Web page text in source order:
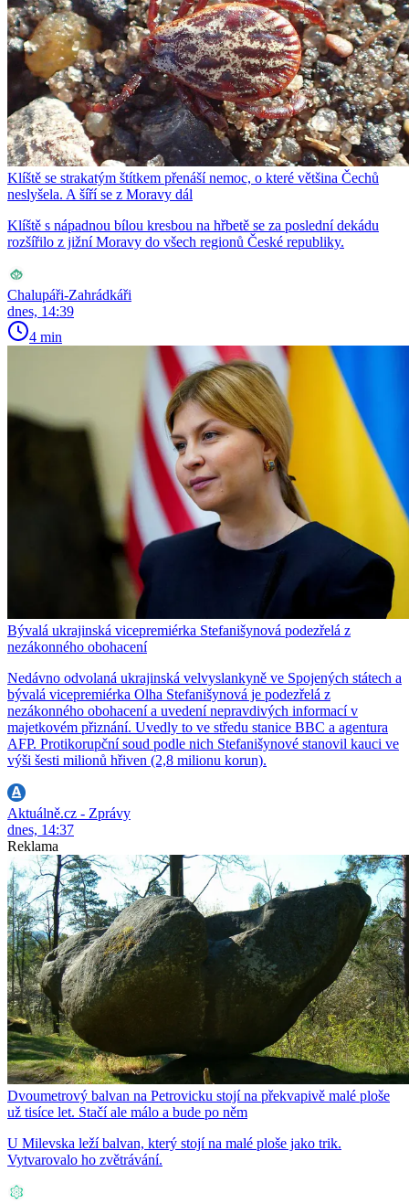
Klíště se strakatým štítkem přenáší nemoc, o které většina Čechů
neslyšela. A šíří se z Moravy dál
Klíště s nápadnou bílou kresbou na hřbetě se za poslední dekádu
rozšířilo z jižní Moravy do všech regionů České republiky.
Chalupáři-Zahrádkáři
dnes, 14:39
4 min
Bývalá ukrajinská vicepremiérka Stefanišynová podezřelá z
nezákonného obohacení
Nedávno odvolaná ukrajinská velvyslankyně ve Spojených státech a
bývalá vicepremiérka Olha Stefanišynová je podezřelá z
nezákonného obohacení a uvedení nepravdivých informací v
majetkovém přiznání. Uvedly to ve středu stanice BBC a agentura
AFP. Protikorupční soud podle nich Stefanišynové stanovil kauci ve
výši šesti milionů hřiven (2,8 milionu korun).
Aktuálně.cz - Zprávy
dnes, 14:37
Reklama
Dvoumetrový balvan na Petrovicku stojí na překvapivě malé ploše
už tisíce let. Stačí ale málo a bude po něm
U Milevska leží balvan, který stojí na malé ploše jako trik.
Vytvarovalo ho zvětrávání.